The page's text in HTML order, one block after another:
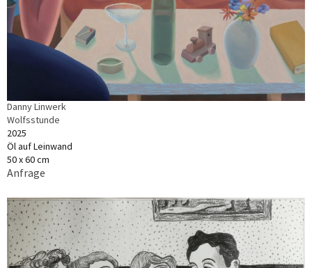
Danny Linwerk
Wolfsstunde
2025
Öl auf Leinwand
50 x 60 cm
Anfrage